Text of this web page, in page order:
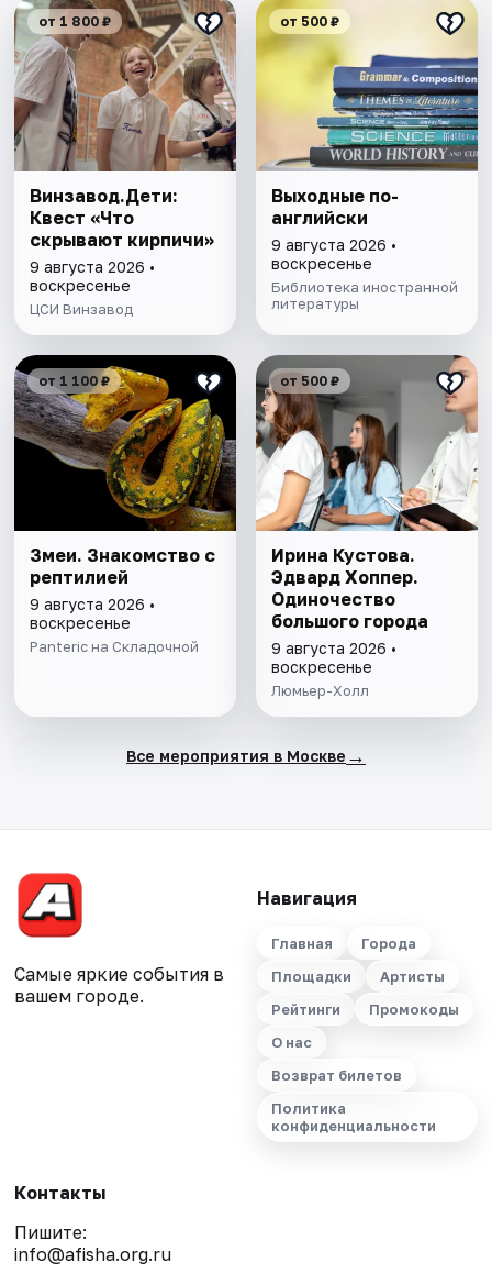
от 1 800 ₽
Винзавод.Дети:
Квест «Что
скрывают кирпичи»
9 августа 2026 •
воскресенье
ЦСИ Винзавод
от 500 ₽
Выходные по-
английски
9 августа 2026 •
воскресенье
Библиотека иностранной
литературы
от 1 100 ₽
Змеи. Знакомство с
рептилией
9 августа 2026 •
воскресенье
Panteric на Складочной
от 500 ₽
Ирина Кустова.
Эдвард Хоппер.
Одиночество
большого города
9 августа 2026 •
воскресенье
Люмьер-Холл
Все мероприятия в Москве →
Самые яркие события в
вашем городе.
Навигация
Главная
Города
Площадки
Артисты
Рейтинги
Промокоды
О нас
Возврат билетов
Политика
конфиденциальности
Контакты
Пишите:
info@afisha.org.ru